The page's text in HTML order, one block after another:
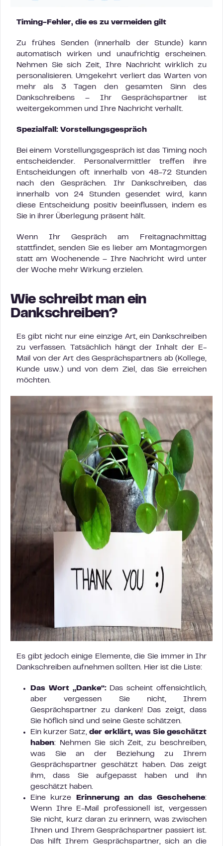
Timing-Fehler, die es zu vermeiden gilt
Zu frühes Senden (innerhalb der Stunde) kann
automatisch wirken und unaufrichtig erscheinen.
Nehmen Sie sich Zeit, Ihre Nachricht wirklich zu
personalisieren. Umgekehrt verliert das Warten von
mehr als 3 Tagen den gesamten Sinn des
Dankschreibens – Ihr Gesprächspartner ist
weitergekommen und Ihre Nachricht verhallt.
Spezialfall: Vorstellungsgespräch
Bei einem Vorstellungsgespräch ist das Timing noch
entscheidender. Personalvermittler treffen ihre
Entscheidungen oft innerhalb von 48-72 Stunden
nach den Gesprächen. Ihr Dankschreiben, das
innerhalb von 24 Stunden gesendet wird, kann
diese Entscheidung positiv beeinflussen, indem es
Sie in ihrer Überlegung präsent hält.
Wenn Ihr Gespräch am Freitagnachmittag
stattfindet, senden Sie es lieber am Montagmorgen
statt am Wochenende – Ihre Nachricht wird unter
der Woche mehr Wirkung erzielen.
Wie schreibt man ein
Dankschreiben?
Es gibt nicht nur eine einzige Art, ein Dankschreiben
zu verfassen. Tatsächlich hängt der Inhalt der E-
Mail von der Art des Gesprächspartners ab (Kollege,
Kunde usw.) und von dem Ziel, das Sie erreichen
möchten.
Es gibt jedoch einige Elemente, die Sie immer in Ihr
Dankschreiben aufnehmen sollten. Hier ist die Liste:
Das Wort „Danke“:Das scheint offensichtlich,
aber vergessen Sie nicht, Ihrem
Gesprächspartner zu danken! Das zeigt, dass
Sie höflich sind und seine Geste schätzen.
Ein kurzer Satz,der erklärt, was Sie geschätzt
haben: Nehmen Sie sich Zeit, zu beschreiben,
was Sie an der Beziehung zu Ihrem
Gesprächspartner geschätzt haben. Das zeigt
ihm, dass Sie aufgepasst haben und ihn
geschätzt haben.
Eine kurze
Erinnerung an das Geschehene:
Wenn Ihre E-Mail professionell ist, vergessen
Sie nicht, kurz daran zu erinnern, was zwischen
Ihnen und Ihrem Gesprächspartner passiert ist.
Das hilft Ihrem Gesprächspartner, sich an die